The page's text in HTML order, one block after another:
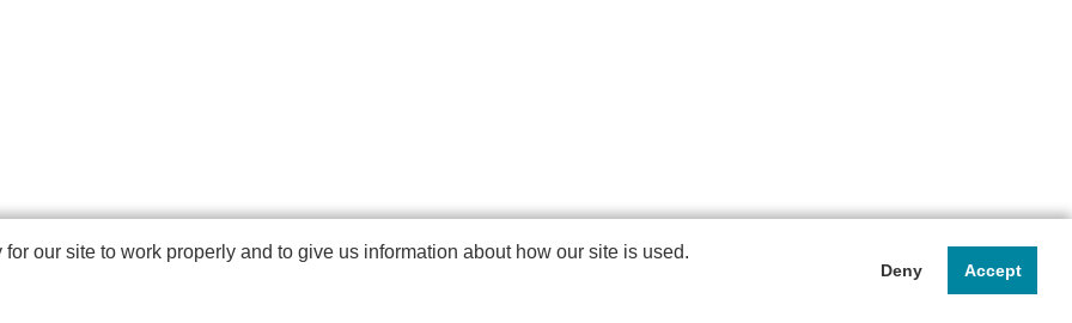
our site to work properly and to give us information about how our site is used.
Deny Accept